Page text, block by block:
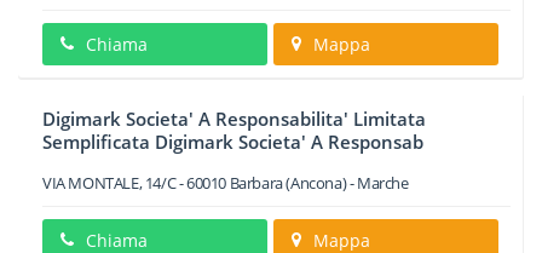
Chiama Mappa
Digimark Societa' A Responsabilita' Limitata
Semplificata Digimark Societa' A Responsab
VIA MONTALE, 14/C-60010 Barbara(Ancona) -Marche
Chiama Mappa